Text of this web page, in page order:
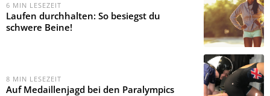
6 MIN LESEZEIT
Laufen durchhalten: So besiegst du
schwere Beine!
8 MIN LESEZEIT
Auf Medaillenjagd bei den Paralympics